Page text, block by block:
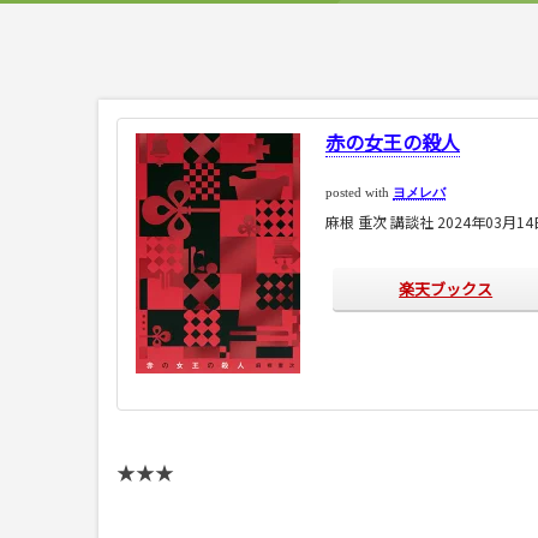
赤の女王の殺人
posted with ヨメレバ
麻根 重次 講談社 2024年03月14
楽天ブックス
★★★